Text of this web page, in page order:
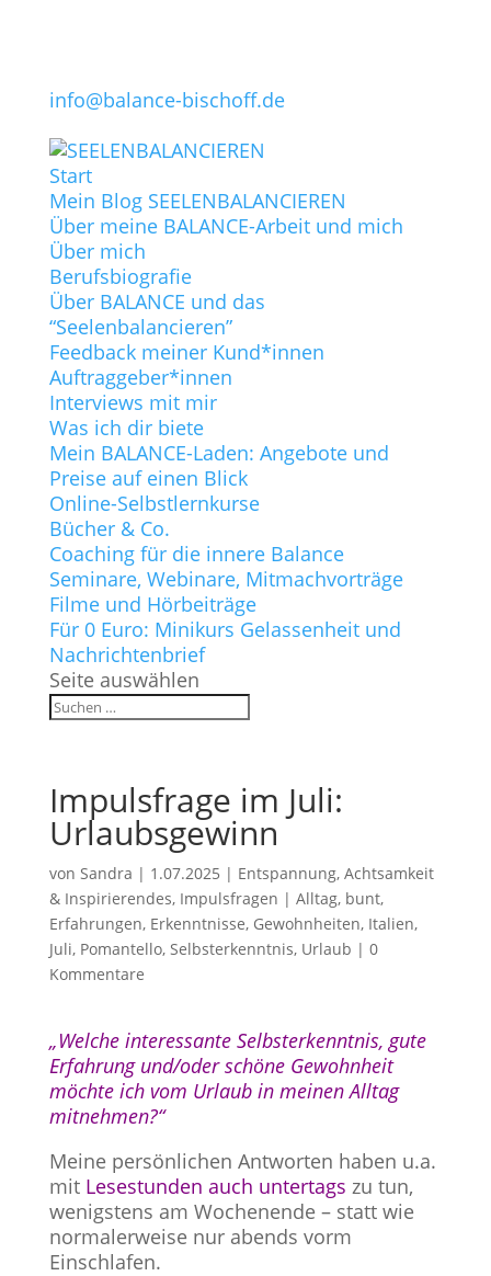
info@balance-bischoff.de
Start
Mein Blog SEELENBALANCIEREN
Über meine BALANCE-Arbeit und mich
Über mich
Berufsbiografie
Über BALANCE und das
“Seelenbalancieren”
Feedback meiner Kund*innen
Auftraggeber*innen
Interviews mit mir
Was ich dir biete
Mein BALANCE-Laden: Angebote und
Preise auf einen Blick
Online-Selbstlernkurse
Bücher & Co.
Coaching für die innere Balance
Seminare, Webinare, Mitmachvorträge
Filme und Hörbeiträge
Für 0 Euro: Minikurs Gelassenheit und
Nachrichtenbrief
Seite auswählen
Impulsfrage im Juli:
Urlaubsgewinn
von Sandra | 1.07.2025 | Entspannung, Achtsamkeit
& Inspirierendes, Impulsfragen | Alltag, bunt,
Erfahrungen, Erkenntnisse, Gewohnheiten, Italien,
Juli, Pomantello, Selbsterkenntnis, Urlaub | 0
Kommentare
„Welche interessante Selbsterkenntnis, gute
Erfahrung und/oder schöne Gewohnheit
möchte ich vom Urlaub in meinen Alltag
mitnehmen?“
Meine persönlichen Antworten haben u.a.
mit Lesestunden auch untertags zu tun,
wenigstens am Wochenende – statt wie
normalerweise nur abends vorm
Einschlafen.